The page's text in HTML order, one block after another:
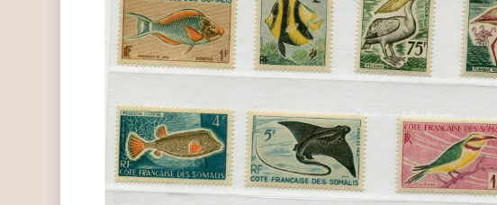
Hit enter to search or ESC to close